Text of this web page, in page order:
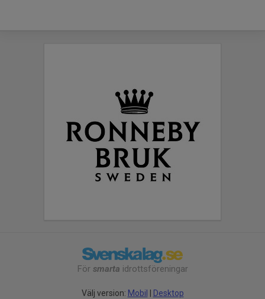
För smarta idrottsföreningar
Välj version: Mobil | Desktop